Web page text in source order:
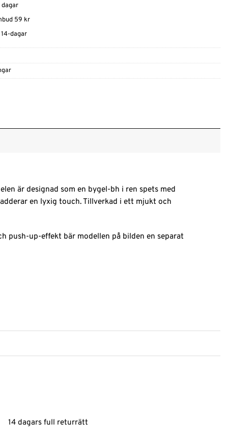
59 kr
dagar
är designad som en bygel-bh i ren spets med
en lyxig touch. Tillverkad i ett mjukt och
push-up-effekt bär modellen på bilden en separat
14 dagars full returrätt